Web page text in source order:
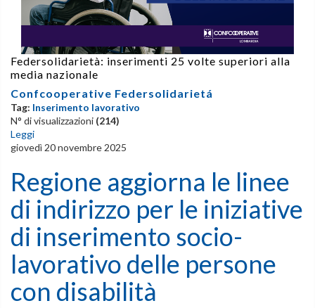
Federsolidarietà: inserimenti 25 volte superiori alla
media nazionale
Confcooperative Federsolidarietá
Tag: Inserimento lavorativo
N° di visualizzazioni (214)
Leggi
giovedì 20 novembre 2025
Regione aggiorna le linee
di indirizzo per le iniziative
di inserimento socio-
lavorativo delle persone
con disabilità